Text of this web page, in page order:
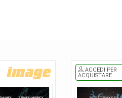
ACCEDI PER
ACQUISTARE